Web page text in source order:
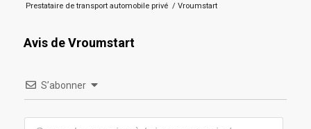
Prestataire de transport automobile privé / Vroumstart
Avis de Vroumstart
S’abonner